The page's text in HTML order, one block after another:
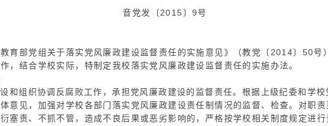
〔2015〕9号
育部党组关于落实党风廉政建设监督责任的实施意见》（教党〔2014〕50号
，结合学校实际，特制定我校落实党风廉政建设监督责任的实施办法。
和组织协调反腐败工作，承担党风廉政建设的监督责任。根据上级纪委和学
意见，加强对学校各部门落实党风廉政建设责任制情况的监督、检查。对职
塞责、不抓不管，造成不良后果或恶劣影响的，严格按学校相关制度规定进行